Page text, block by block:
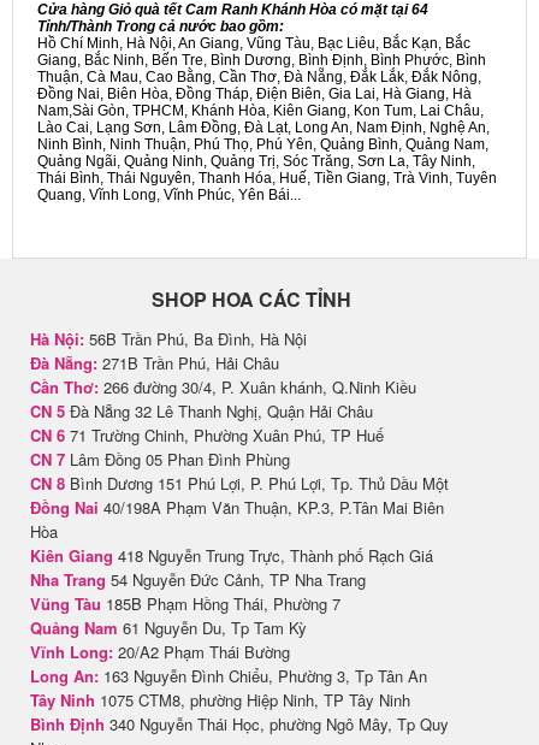
Cửa hàng Giỏ quà tết Cam Ranh Khánh Hòa có mặt tại 64
Tỉnh/Thành Trong cả nước bao gồm:
Hồ Chí Minh, Hà Nội, An Giang, Vũng Tàu, Bạc Liêu, Bắc Kạn, Bắc
Giang, Bắc Ninh, Bến Tre, Bình Dương, Bình Định, Bình Phước, Bình
Thuận, Cà Mau, Cao Bằng, Cần Thơ, Đà Nẵng, Đắk Lắk, Đắk Nông,
Đồng Nai, Biên Hòa, Đồng Tháp, Điện Biên, Gia Lai, Hà Giang, Hà
Nam,Sài Gòn, TPHCM, Khánh Hòa, Kiên Giang, Kon Tum, Lai Châu,
Lào Cai, Lạng Sơn, Lâm Đồng, Đà Lạt, Long An, Nam Định, Nghệ An,
Ninh Bình, Ninh Thuận, Phú Thọ, Phú Yên, Quảng Bình, Quảng Nam,
Quảng Ngãi, Quảng Ninh, Quảng Trị, Sóc Trăng, Sơn La, Tây Ninh,
Thái Bình, Thái Nguyên, Thanh Hóa, Huế, Tiền Giang, Trà Vinh, Tuyên
Quang, Vĩnh Long, Vĩnh Phúc, Yên Bái...
SHOP HOA CÁC TỈNH
Hà Nội: 56B Trần Phú, Ba Đình, Hà Nội
Đà Nẵng: 271B Trần Phú, Hải Châu
Cần Thơ: 266 đường 30/4, P. Xuân khánh, Q.Ninh Kiều
CN 5 Đà Nẵng 32 Lê Thanh Nghị, Quận Hải Châu
CN 6 71 Trường Chinh, Phường Xuân Phú, TP Huế
CN 7 Lâm Đồng 05 Phan Đình Phùng
CN 8 Bình Dương 151 Phú Lợi, P. Phú Lợi, Tp. Thủ Dầu Một
Đồng Nai 40/198A Phạm Văn Thuận, KP.3, P.Tân Mai Biên
Hòa
Kiên Giang 418 Nguyễn Trung Trực, Thành phố Rạch Giá
Nha Trang 54 Nguyễn Đức Cảnh, TP Nha Trang
Vũng Tàu 185B Phạm Hồng Thái, Phường 7
Quảng Nam 61 Nguyễn Du, Tp Tam Kỳ
Vĩnh Long: 20/A2 Phạm Thái Bường
Long An: 163 Nguyễn Đình Chiểu, Phường 3, Tp Tân An
Tây Ninh 1075 CTM8, phường Hiệp Ninh, TP Tây Ninh
Bình Định 340 Nguyễn Thái Học, phường Ngô Mây, Tp Quy